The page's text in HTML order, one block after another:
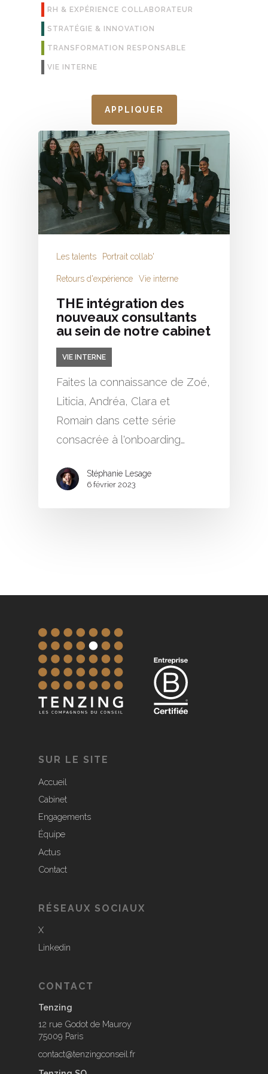
RH & EXPÉRIENCE COLLABORATEUR
STRATÉGIE & INNOVATION
TRANSFORMATION RESPONSABLE
VIE INTERNE
APPLIQUER
Les talents Portrait collab'
Retours d'expérience Vie interne
THE intégration des
nouveaux consultants
au sein de notre cabinet
VIE INTERNE
Faites la connaissance de Zoé,
Liticia, Andréa, Clara et
Romain dans cette série
consacrée à l'onboarding…
Stéphanie Lesage
6 février 2023
SUR LE SITE
Accueil
Cabinet
Engagements
Équipe
Actus
Contact
RÉSEAUX SOCIAUX
X
Linkedin
CONTACT
Tenzing
12 rue Godot de Mauroy
75009 Paris
contact@tenzingconseil.fr